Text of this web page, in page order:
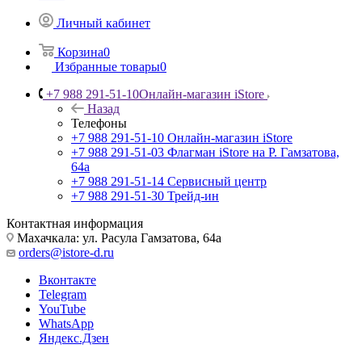
Личный кабинет
Корзина0
Избранные товары0
+7 988 291-51-10Онлайн-магазин iStore
Назад
Телефоны
+7 988 291-51-10 Онлайн-магазин iStore
+7 988 291-51-03 Флагман iStore на Р. Гамзатова,
64а
+7 988 291-51-14 Сервисный центр
+7 988 291-51-30 Трейд-ин
Контактная информация
Махачкала: ул. Расула Гамзатова, 64а
orders@istore-d.ru
Вконтакте
Telegram
YouTube
WhatsApp
Яндекс.Дзен